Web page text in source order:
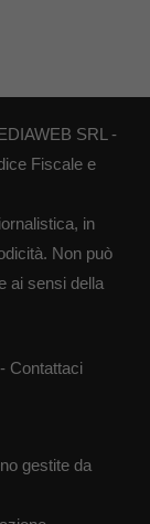
SRL -
Fiscale e
in
Non può
ai sensi della
Contattaci
gestite da